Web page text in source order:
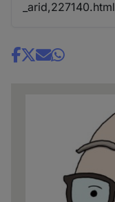
_arid,227140.html
Share